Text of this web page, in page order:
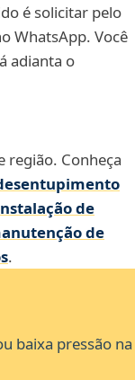
é solicitar pelo
WhatsApp. Você
adianta o
região. Conheça
de
de
.
baixa pressão na